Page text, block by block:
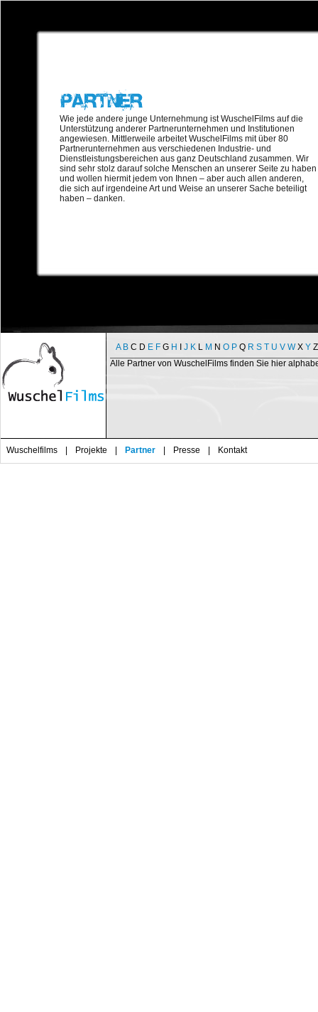
Wie jede andere junge Unternehmung ist WuschelFilms auf die
Unterstützung anderer Partnerunternehmen und Institutionen
angewiesen. Mittlerweile arbeitet WuschelFilms mit über 80
Partnerunternehmen aus verschiedenen Industrie- und
Dienstleistungsbereichen aus ganz Deutschland zusammen. Wir
sind sehr stolz darauf solche Menschen an unserer Seite zu haben
und wollen hiermit jedem von Ihnen – aber auch allen anderen,
die sich auf irgendeine Art und Weise an unserer Sache beteiligt
haben – danken.
A B C D E F G H J K L M N O P Q R S T U V W X Y Z
Alle Partner von WuschelFilms finden Sie hier
Wuschelfilms Projekte Partner Presse Kontakt